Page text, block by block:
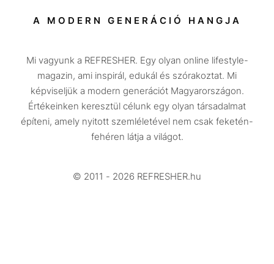
Társadalom
Utazás
Életmód
Design
Beszélgetések
Videó
A MODERN GENERÁCIÓ HANGJA
Mi vagyunk a REFRESHER. Egy olyan online lifestyle-
magazin, ami inspirál, edukál és szórakoztat. Mi
képviseljük a modern generációt Magyarországon.
Értékeinken keresztül célunk egy olyan társadalmat
építeni, amely nyitott szemléletével nem csak feketén-
fehéren látja a világot.
© 2011 - 2026 REFRESHER.hu